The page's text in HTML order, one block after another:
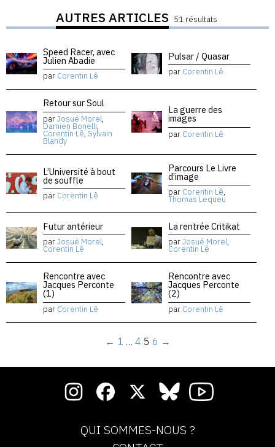
AUTRES ARTICLES 51 résultats
Speed Racer, avec
Julien Abadie
par Corentin Lê
Pulsar / Quasar
par Corentin Lê
Retour sur Soul
parJosué Morel,
Damien Bonelli,
Corentin Lê, Sylvain
Blandy
La guerre des
images
par Corentin Lê
L’Université à bout
de souffle
par Corentin Lê
Parcours Le Livre
d’image
par Corentin Lê,
Thomas Lequeu
Futur antérieur
parJosué Morel,
Corentin Lê
La rentrée Critikat
parJosué Morel,
Corentin Lê
Rencontre avec
Jacques Perconte
(1)
par Corentin Lê
Rencontre avec
Jacques Perconte
(2)
par Corentin Lê
← 1 … 4 5 6 →
QUI SOMMES-NOUS ?